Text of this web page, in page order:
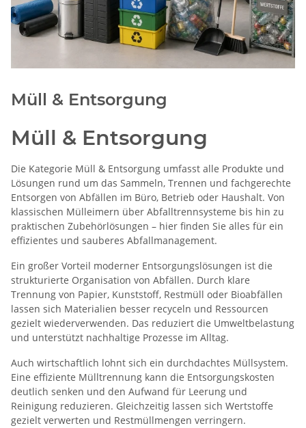
Müll & Entsorgung
Müll & Entsorgung
Die Kategorie Müll & Entsorgung umfasst alle Produkte und
Lösungen rund um das Sammeln, Trennen und fachgerechte
Entsorgen von Abfällen im Büro, Betrieb oder Haushalt. Von
klassischen Mülleimern über Abfalltrennsysteme bis hin zu
praktischen Zubehörlösungen – hier finden Sie alles für ein
effizientes und sauberes Abfallmanagement.
Ein großer Vorteil moderner Entsorgungslösungen ist die
strukturierte Organisation von Abfällen. Durch klare
Trennung von Papier, Kunststoff, Restmüll oder Bioabfällen
lassen sich Materialien besser recyceln und Ressourcen
gezielt wiederverwenden. Das reduziert die Umweltbelastung
und unterstützt nachhaltige Prozesse im Alltag.
Auch wirtschaftlich lohnt sich ein durchdachtes Müllsystem.
Eine effiziente Mülltrennung kann die Entsorgungskosten
deutlich senken und den Aufwand für Leerung und
Reinigung reduzieren. Gleichzeitig lassen sich Wertstoffe
gezielt verwerten und Restmüllmengen verringern.